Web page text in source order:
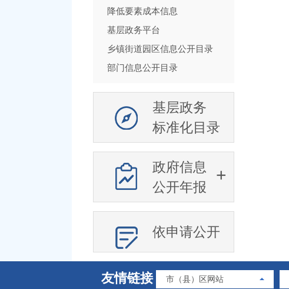
降低要素成本信息
基层政务平台
乡镇街道园区信息公开目录
部门信息公开目录
基层政务
标准化目录
政府信息
公开年报
依申请公开
友情链接 市（县）区网站